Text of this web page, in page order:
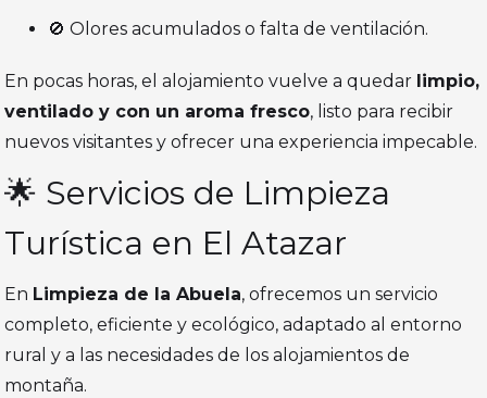
🚫 Olores acumulados o falta de ventilación.
En pocas horas, el alojamiento vuelve a quedar limpio,
ventilado y con un aroma fresco, listo para recibir
nuevos visitantes y ofrecer una experiencia impecable.
🌟 Servicios de Limpieza
Turística en El Atazar
En Limpieza de la Abuela, ofrecemos un servicio
completo, eficiente y ecológico, adaptado al entorno
rural y a las necesidades de los alojamientos de
montaña.